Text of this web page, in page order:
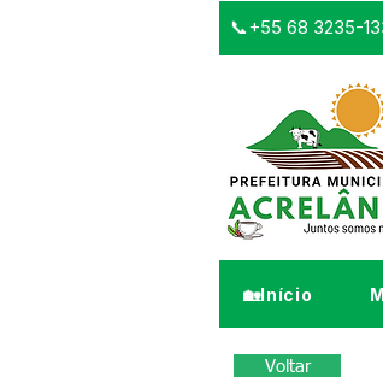
📞+55 68 3235-
🏡Início
Voltar